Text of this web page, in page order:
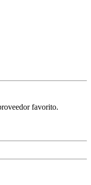
favorito.